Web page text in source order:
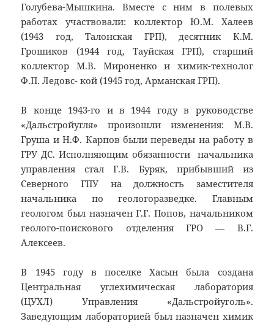
Голубева-Мышкина. Вместе с ним в полевых
работах участвовали: коллектор Ю.М. Халеев
(1943 год, Талонская ГРП), десятник К.М.
Грошиков (1944 год, Тауйская ГРП), старший
коллектор М.В. Мироненко и химик-технолог
Ф.П. Ледовс- кой (1945 год, Арманская ГРП).
В конце 1943-го и в 1944 году в руководстве
«Дальстройугля» произошли изменения: М.В.
Груша и Н.Ф. Карпов были переведы на работу в
ГРУ ДС. Исполняющим обязанности начальника
управления стал Г.В. Буряк, прибывший из
Северного ГПУ на должность заместителя
начальника по геологоразведке. Главным
геологом был назначен Г.Г. Попов, начальником
геолого-поискового отделения ГРО — В.Г.
Алексеев.
В 1945 году в поселке Хасын была создана
Центральная углехимическая лаборатория
(ЦУХЛ) Управления «Дальстройуголь».
Заведующим лабораторией был назначен химик